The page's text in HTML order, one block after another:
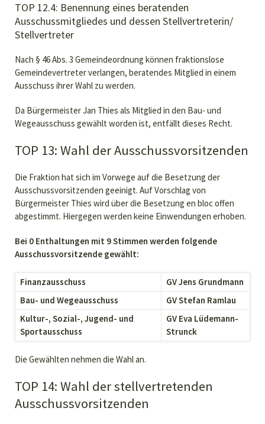
TOP 12.4: Benennung eines beratenden
Ausschussmitgliedes und dessen Stellvertreterin/
Stellvertreter
Nach § 46 Abs. 3 Gemeindeordnung können fraktionslose
Gemeindevertreter verlangen, beratendes Mitglied in einem
Ausschuss ihrer Wahl zu werden.
Da Bürgermeister Jan Thies als Mitglied in den Bau- und
Wegeausschuss gewählt worden ist, entfällt dieses Recht.
TOP 13: Wahl der Ausschussvorsitzenden
Die Fraktion hat sich im Vorwege auf die Besetzung der
Ausschussvorsitzenden geeinigt. Auf Vorschlag von
Bürgermeister Thies wird über die Besetzung en bloc offen
abgestimmt. Hiergegen werden keine Einwendungen erhoben.
Bei 0 Enthaltungen mit 9 Stimmen werden folgende
Ausschussvorsitzende gewählt:
Finanzausschuss
GV Jens Grundmann
Bau- und Wegeausschuss
GV Stefan Ramlau
Kultur-, Sozial-, Jugend- und
Sportausschuss
GV Eva Lüdemann-
Strunck
Die Gewählten nehmen die Wahl an.
TOP 14: Wahl der stellvertretenden
Ausschussvorsitzenden